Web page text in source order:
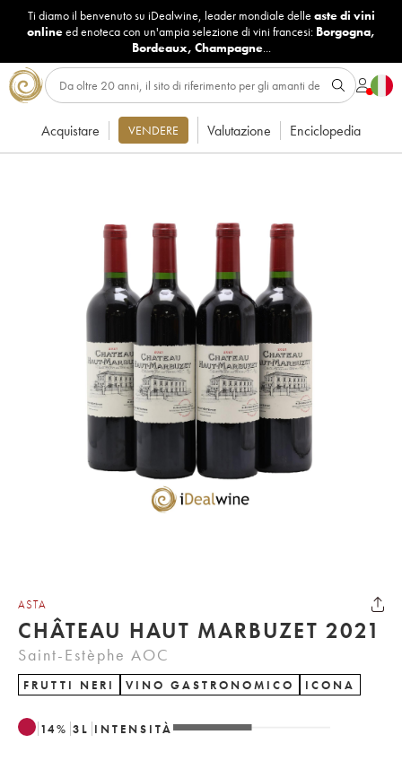
Ti diamo il benvenuto su iDealwine, leader mondiale delle aste di vini
onlineed enoteca con un'ampia selezione di vini francesi: Borgogna,
Bordeaux, Champagne...
Acquistare VENDERE Valutazione Enciclopedia
ASTA
CHÂTEAU HAUT MARBUZET 2021
Saint-Estèphe AOC
FRUTTI NERI VINO GASTRONOMICO ICONA
14% 3 L INTENSITÀ